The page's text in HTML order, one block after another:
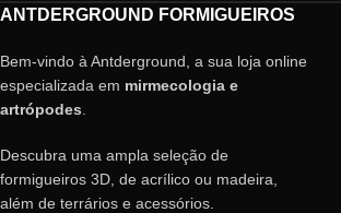
ANTDERGROUND FORMIGUEIROS
Bem-vindo à Antderground, a sua loja online
especializada em mirmecologia e
artrópodes
Descubra uma ampla seleção de
formigueiros 3D, de acrílico ou madeira,
além de terrários e acessórios.